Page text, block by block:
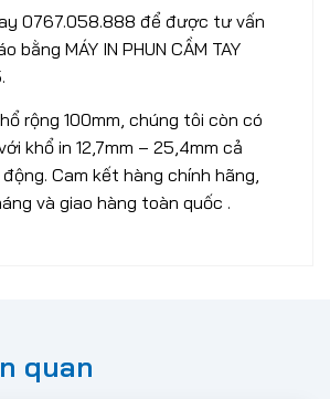
0767.058.888 để được tư vấn
bằng MÁY IN PHUN CẦM TAY
rộng 100mm, chúng tôi còn có
khổ in 12,7mm – 25,4mm cả
Cam kết hàng chính hãng,
và giao hàng toàn quốc .
quan